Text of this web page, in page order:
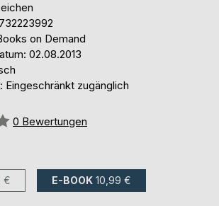
on Demand
02.08.2013
Eingeschränkt zugänglich
0 Bewertungen
€ E-BOOK 10,99 €